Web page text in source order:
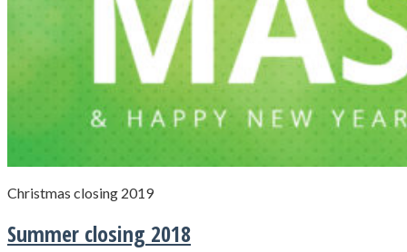
Christmas closing 2019
Summer closing 2018